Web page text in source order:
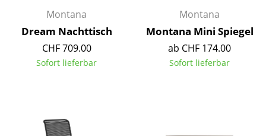
Figuren & Miniaturen
Büroutensilien
Montana
Dream Nachttisch
CHF 709.00
Sofort lieferbar
Montana
Montana Mini Spiegel
ab CHF 174.00
Sofort lieferbar